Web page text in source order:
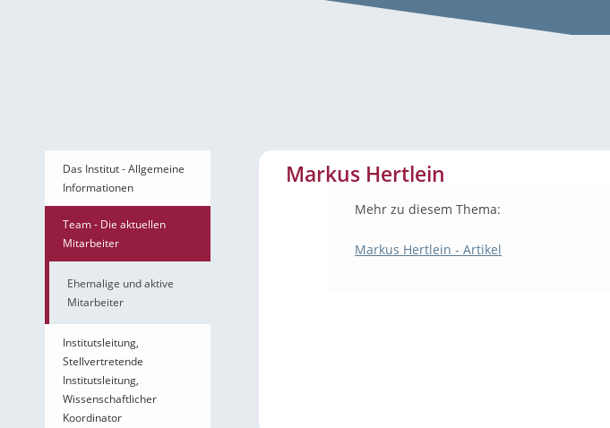
Das Institut - Allgemeine
Informationen
Team - Die aktuellen
Mitarbeiter
Ehemalige und aktive
Mitarbeiter
Institutsleitung,
Stellvertretende
Institutsleitung,
Wissenschaftlicher
Koordinator
Markus Hertlein
Mehr zu diesem Thema:
Markus Hertlein - Artikel